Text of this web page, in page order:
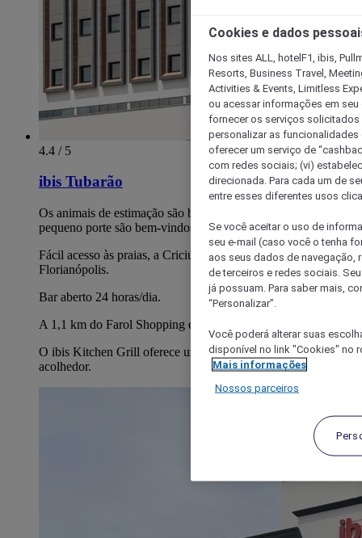
4.4 / 5
ibis Tubarão
Os animais de estimação são bem-vindos! Os animais de
pequeno porte são bem-vindos.
Fácil acesso às praias, a Criciúma, Jaguaruna, Garopaba e
Florianópolis.
Bar aberto 24 horas/dia.
A 1,1 km do Farol Shopping e a apenas 5 km da UNISUL.
O ibis Kitchen Grill oferece um menu variado e um ambiente
acolhedor.
Cookies e dados
Nos sites ALL, hotelF1, ibis,
Resorts, Business Travel,
Activities & Events, Limitless
ou acessar informações em
fornecer os serviços solicitados
personalizar as
oferecer um serviço de
com redes sociais; (vi)
direcionada. Para cada um de
entre esses diferentes usos
Se você aceitar o uso de
seu e-mail (caso você o tenha
aos seus dados de navegação,
de terceiros e redes sociais.
já possuam. Para saber mais,
“Personalizar”.
Você poderá alterar suas
disponível no link "Cookies" no
Mais informações
Nossos parceiros